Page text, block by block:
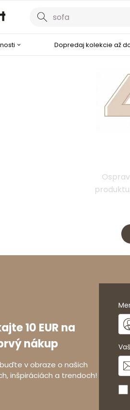
Dopredaj kolekcie až
10 EUR na
nákup
v obraze o našich
inšpiráciách a trendoch!